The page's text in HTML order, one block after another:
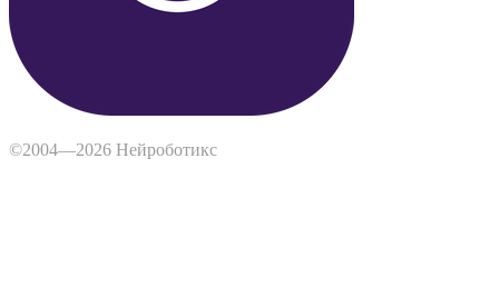
©2004—2026 Нейроботикс